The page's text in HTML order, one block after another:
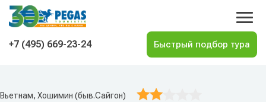
На главную
+7 (495) 669-23-24
Вьетнам, Хошимин (быв.Сайгон)